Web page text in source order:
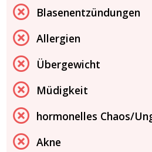
Blasenentzündungen
Allergien
Übergewicht
Müdigkeit
hormonelles Chaos/
Akne